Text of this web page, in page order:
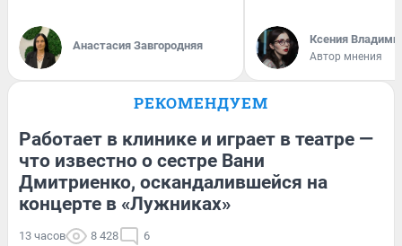
Анастасия Завгородняя Ксения
Автор мнения
РЕКОМЕНДУЕМ
Работает в клинике и играет в театре —
что известно о сестре Вани
Дмитриенко, оскандалившейся на
концерте в «Лужниках»
13 часов 8 428 6